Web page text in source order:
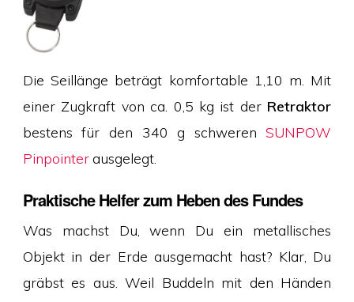
Die Seillänge beträgt komfortable 1,10 m. Mit
einer Zugkraft von ca. 0,5 kg ist der Retraktor
bestens für den 340 g schwerenSUNPOW
Pinpointerausgelegt.
Praktische Helfer zum Heben des Fundes
Was machst Du, wenn Du ein metallisches
Objekt in der Erde ausgemacht hast? Klar, Du
gräbst es aus. Weil Buddeln mit den Händen